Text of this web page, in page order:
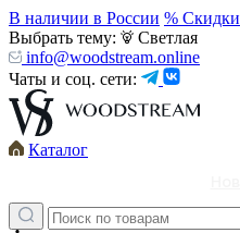
В наличии в России % Скидки
Выбрать тему:
Светлая
info@woodstream.online
Чаты и соц. сети:
Каталог